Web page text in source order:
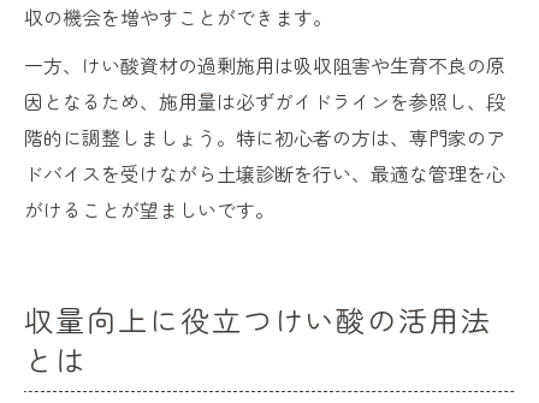
収の機会を増やすことができます。
一方、けい酸資材の過剰施用は吸収阻害や生育不良の原
因となるため、施用量は必ずガイドラインを参照し、段
階的に調整しましょう。特に初心者の方は、専門家のア
ドバイスを受けながら土壌診断を行い、最適な管理を心
がけることが望ましいです。
収量向上に役立つけい酸の活用法
とは